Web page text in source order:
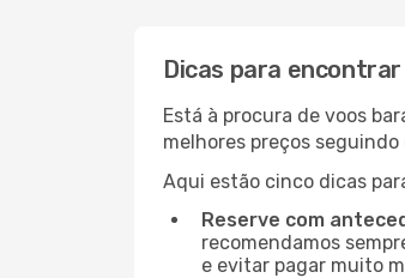
Dicas para
Está à procura de voos
melhores preços
Aqui estão cinco dicas
Reserve com
recomendamos
e evitar pagar muito